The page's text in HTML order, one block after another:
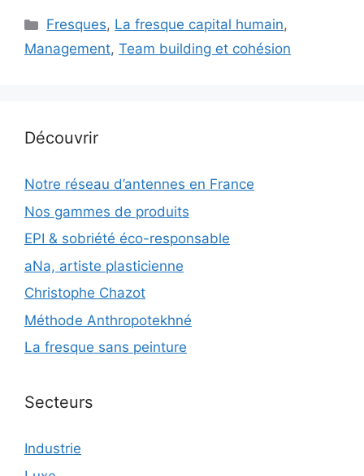
Catégories
Fresques, La fresque capital humain,
Management, Team building et cohésion
Découvrir
Notre réseau d’antennes en France
Nos gammes de produits
EPI & sobriété éco-responsable
aNa, artiste plasticienne
Christophe Chazot
Méthode Anthropotekhné
La fresque sans peinture
Secteurs
Industrie